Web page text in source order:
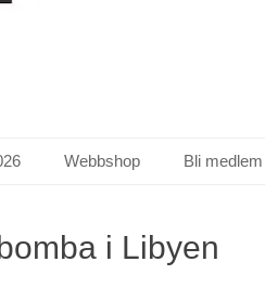
Webbshop Bli medlem
i Libyen